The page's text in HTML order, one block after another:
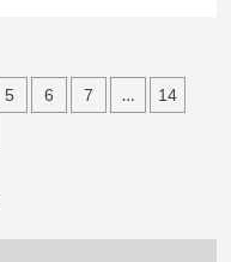
5 6 7 …
14